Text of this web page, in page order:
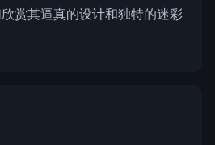
赏其逼真的设计和独特的迷彩